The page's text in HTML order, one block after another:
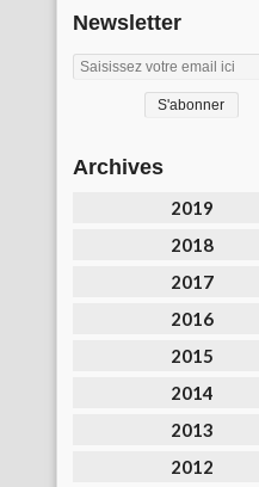
Newsletter
Archives
2019
2018
2017
2016
2015
2014
2013
2012